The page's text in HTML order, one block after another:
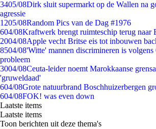
3405/08Dirk sluit supermarkt op de Wallen na
agressie
1205/08Random Pics van de Dag #1976
604/08Kraftwerk brengt ruimteschip terug naar
2004/08Apple vecht Britse eis tot inbouwen
8504/08'Witte' mannen discrimineren is
probleem
3004/08Ceuta-leider noemt Marokkaanse
'gruweldaad'
604/08Grote natuurbrand Boschhuizerbergen
604/08FOK! was even down
Laatste items
Laatste items
Toon berichten uit deze thema's